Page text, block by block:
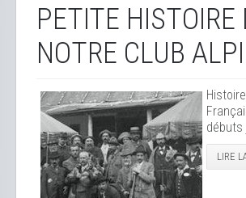
PETITE HISTOIRE
NOTRE CLUB
débuts
LIRE